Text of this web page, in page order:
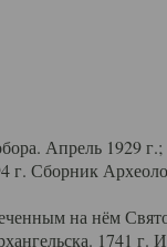
Апрель 1929 г.;
Сборник
на нём
1741 г.